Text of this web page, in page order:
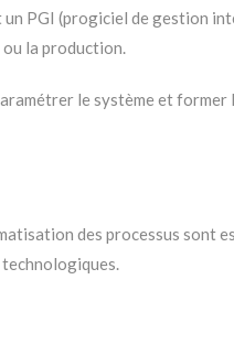
un PGI (progiciel de gestion
la production.
le système et
des processus sont